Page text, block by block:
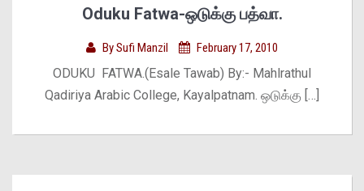
Oduku Fatwa-ஒடுக்கு பத்வா.
BySufi Manzil February 17, 2010
ODUKU FATWA.(Esale Tawab) By:- Mahlrathul
Qadiriya Arabic College, Kayalpatnam. ஒடுக்கு […]